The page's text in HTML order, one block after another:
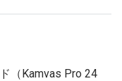
（Kamvas Pro 24